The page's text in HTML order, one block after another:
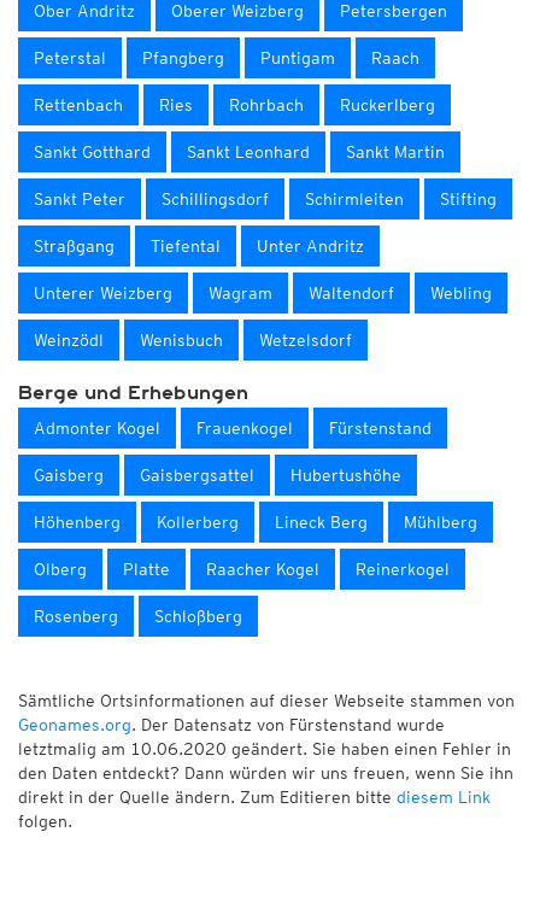
Ober Andritz Oberer Weizberg Petersbergen
Peterstal Pfangberg Puntigam Raach
Rettenbach Ries Rohrbach Ruckerlberg
Sankt Gotthard Sankt Leonhard Sankt Martin
Sankt Peter Schillingsdorf Schirmleiten Stifting
Straßgang Tiefental Unter Andritz
Unterer Weizberg Wagram Waltendorf Webling
Weinzödl Wenisbuch Wetzelsdorf
Berge und Erhebungen
Admonter Kogel Frauenkogel Fürstenstand
Gaisberg Gaisbergsattel Hubertushöhe
Höhenberg Kollerberg Lineck Berg Mühlberg
Olberg Platte Raacher Kogel Reinerkogel
Rosenberg Schloßberg
Sämtliche Ortsinformationen auf dieser Webseite stammen von
Geonames.org. Der Datensatz von Fürstenstand wurde
letztmalig am 10.06.2020 geändert. Sie haben einen Fehler in
den Daten entdeckt? Dann würden wir uns freuen, wenn Sie ihn
direkt in der Quelle ändern. Zum Editieren bitte diesem Link
folgen.